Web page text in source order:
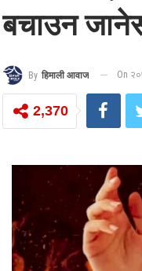
बचाउन
By हिमाली आवाज On
2,370